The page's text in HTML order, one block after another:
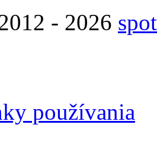
- 2026
používania